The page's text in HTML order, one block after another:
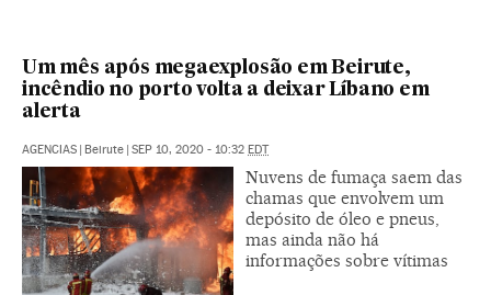
Um mês após megaexplosão em Beirute,
incêndio no porto volta a deixar Líbano em
alerta
AGENCIAS Beirute SEP 10, 2020 - 10:32 EDT
Nuvens de fumaça saem das
chamas que envolvem um
depósito de óleo e pneus,
mas ainda não há
informações sobre vítimas